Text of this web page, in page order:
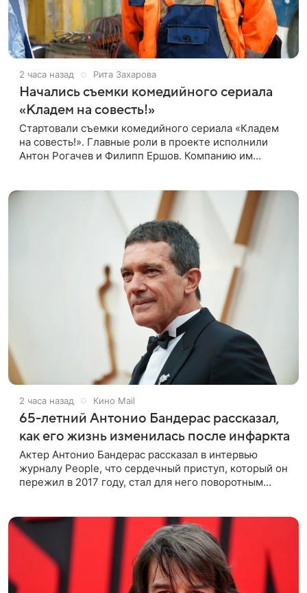
2 часа назад Рита Захарова
Начались съемки комедийного сериала
«Кладем на совесть!»
Стартовали съемки комедийного сериала «Кладем
на совесть!». Главные роли в проекте исполнили
Антон Рогачев и Филипп Ершов. Компанию им
2 часа назад Кино Mail
65-летний Антонио Бандерас рассказал,
как его жизнь изменилась после инфаркта
Актер Антонио Бандерас рассказал в интервью
журналу People, что сердечный приступ, который он
пережил в 2017 году, стал для него поворотным